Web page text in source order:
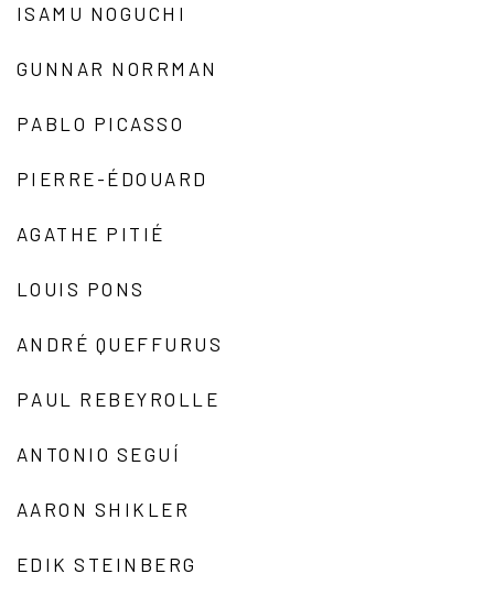
ISAMU NOGUCHI
GUNNAR NORRMAN
PABLO PICASSO
PIERRE-ÉDOUARD
AGATHE PITIÉ
LOUIS PONS
ANDRÉ QUEFFURUS
PAUL REBEYROLLE
ANTONIO SEGUÍ
AARON SHIKLER
EDIK STEINBERG